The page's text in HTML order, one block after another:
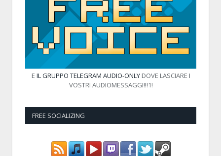
E IL GRUPPO TELEGRAM AUDIO-ONLYDOVE LASCIARE I
VOSTRI AUDIOMESSAGGI!!!1!
FREE SOCIALIZING